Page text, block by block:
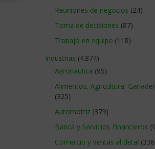
Reuniones de negocios (24)
Toma de decisiones (87)
Trabajo en equipo (118)
Industrias (4.874)
Aeronautica (95)
Alimentos, Agricultura,
(325)
Automotriz (379)
Banca y Servicios Financieros
Comercio y ventas al detal